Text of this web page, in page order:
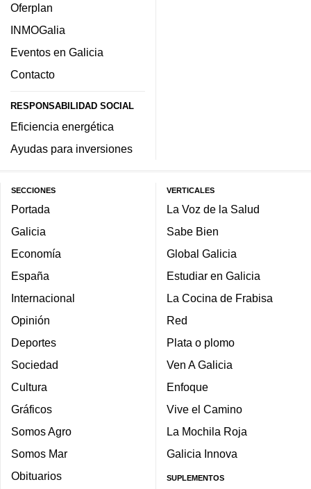
Oferplan
INMOGalia
Eventos en Galicia
Contacto
RESPONSABILIDAD SOCIAL
Eficiencia energética
Ayudas para inversiones
SECCIONES
Portada
Galicia
Economía
España
Internacional
Opinión
Deportes
Sociedad
Cultura
Gráficos
Somos Agro
Somos Mar
Obituarios
VERTICALES
La Voz de la Salud
Sabe Bien
Global Galicia
Estudiar en Galicia
La Cocina de Frabisa
Red
Plata o plomo
Ven A Galicia
Enfoque
Vive el Camino
La Mochila Roja
Galicia Innova
SUPLEMENTOS